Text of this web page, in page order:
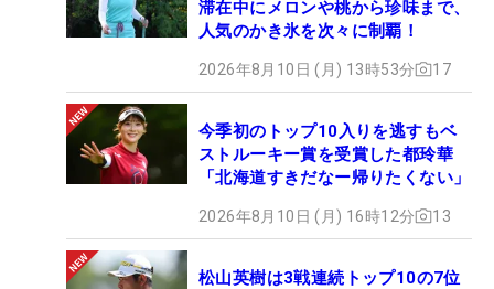
滞在中にメロンや桃から珍味まで、
人気のかき氷を次々に制覇！
2026年8月10日 (月) 13時53分 17
今季初のトップ10入りを逃すもベ
ストルーキー賞を受賞した都玲華
「北海道すきだなー帰りたくない」
2026年8月10日 (月) 16時12分 13
松山英樹は3戦連続トップ10の7位